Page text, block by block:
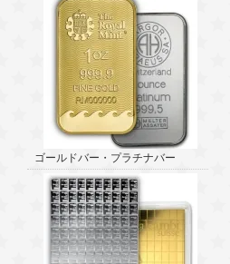
ゴールドバー・プラチナバー